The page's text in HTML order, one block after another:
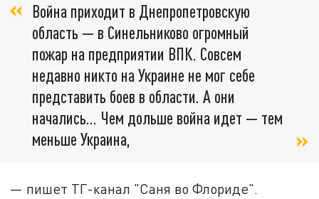
Война приходит в Днепропетровскую
область — в Синельниково огромный
пожар на предприятии ВПК. Совсем
недавно никто на Украине не мог себе
представить боев в области. А они
начались... Чем дольше война идет — тем
меньше Украина,
— пишет ТГ-канал "Саня во Флориде".